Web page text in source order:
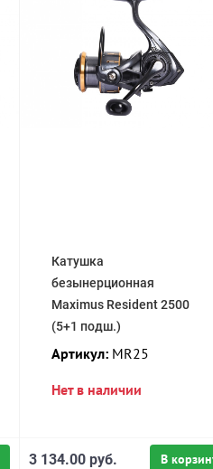
Катушка
безынерционная
Maximus Resident 2500
(5+1 подш.)
Артикул:MR25
Нет в наличии
В
3 134.00 руб.